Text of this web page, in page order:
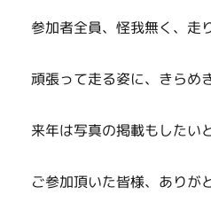
参加者全員、怪我無く、走
頑張って走る姿に、きらめ
来年は写真の掲載もしたい
ご参加頂いた皆様、ありが